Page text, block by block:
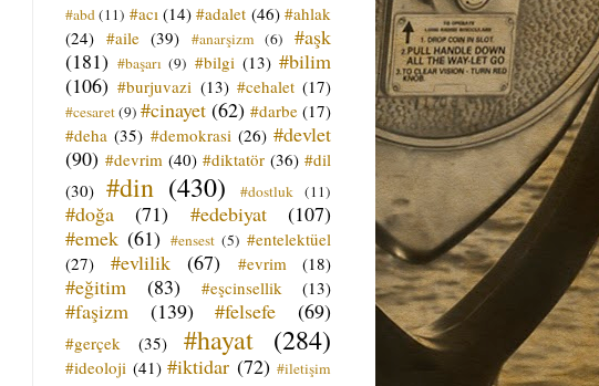
#abd (11) #acı (14) #adalet (46) #ahlak
(24) #aile (39) #anarşizm (6)
#aşk
(181) #başarı (9) #bilgi (13) #bilim
(106) #burjuvazi (13) #cehalet (17)
#cesaret(9) #cinayet (62) #darbe (17)
#deha (35) #demokrasi (26) #devlet
(90) #devrim (40) #diktatör (36) #dil
(30) #din (430) #dostluk (11)
#doğa (71) #edebiyat
(107)
#emek (61) #ensest (5) #entelektüel
(27)
#evlilik (67) #evrim (18)
#eğitim (83) #eşcinsellik (13)
#faşizm (139) #felsefe (69)
#gerçek (35) #hayat (284)
#ideoloji (41) #iktidar (72) #iletişim